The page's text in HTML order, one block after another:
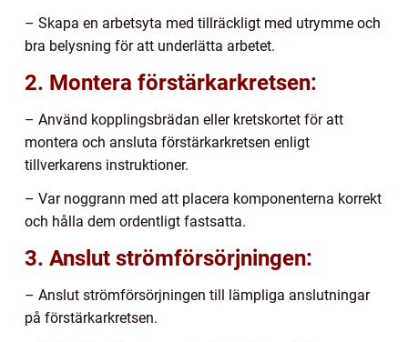
– Skapa en arbetsyta med tillräckligt med utrymme och
bra belysning för att underlätta arbetet.
2. Montera förstärkarkretsen:
– Använd kopplingsbrädan eller kretskortet för att
montera och ansluta förstärkarkretsen enligt
tillverkarens instruktioner.
– Var noggrann med att placera komponenterna korrekt
och hålla dem ordentligt fastsatta.
3. Anslut strömförsörjningen:
– Anslut strömförsörjningen till lämpliga anslutningar
på förstärkarkretsen.